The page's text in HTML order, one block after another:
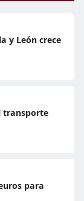
y León crece
transporte
para